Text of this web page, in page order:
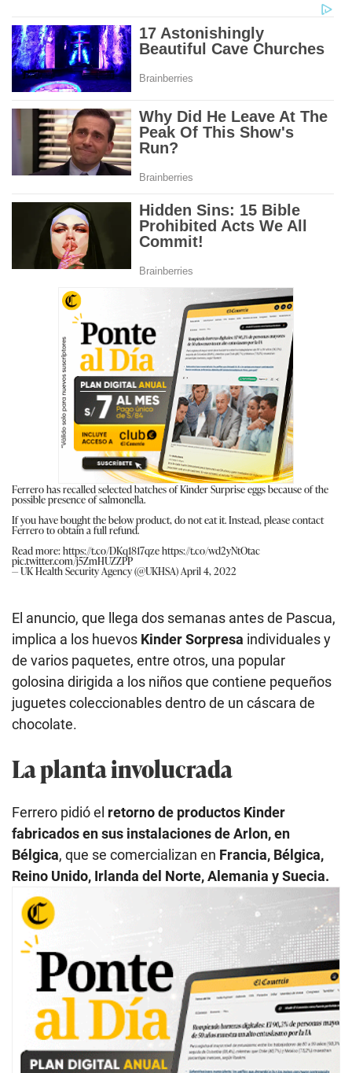
Ferrero has recalled selected batches of Kinder Surprise eggs because of the
possible presence of salmonella.
If you have bought the below product, do not eat it. Instead, please contact
Ferrero to obtain a full refund.
Read more:https://t.co/DKq1817qzehttps://t.co/wd2yNtOtac
pic.twitter.com/j5ZmHUZZPP
— UK Health Security Agency (@UKHSA)April 4, 2022
El anuncio, que llega dos semanas antes de Pascua,
implica a los huevos Kinder Sorpresa individuales y
de varios paquetes, entre otros, una popular
golosina dirigida a los niños que contiene pequeños
juguetes coleccionables dentro de un cáscara de
chocolate.
La planta involucrada
Ferrero pidió el retorno de productos Kinder
fabricados en sus instalaciones de Arlon, en
Bélgica, que se comercializan en Francia, Bélgica,
Reino Unido, Irlanda del Norte, Alemania y Suecia.